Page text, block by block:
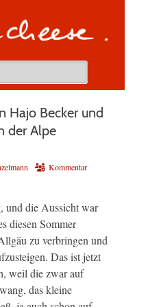
Hajo Becker und
der Alpe
Kommentar
und die Aussicht war
diesen Sommer
zu verbringen und
Das ist jetzt
weil die zwar auf
das kleine